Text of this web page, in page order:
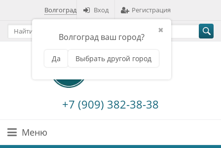
Волгоград
✖
Волгоград ваш город?
Да Выбрать другой город
Вход Регистрация
+7 (909) 382-38-38
Меню